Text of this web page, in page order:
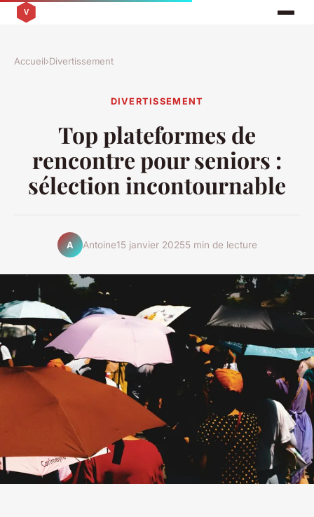
Accueil›Divertissement
DIVERTISSEMENT
Top plateformes de
rencontre pour seniors :
sélection incontournable
A Antoine15 janvier 20255 min de lecture